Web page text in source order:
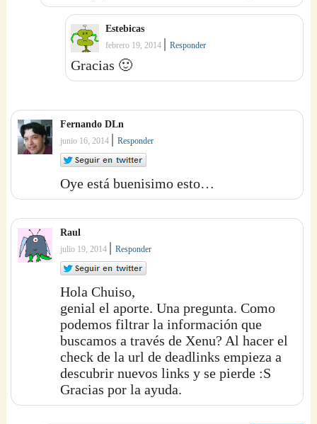
Estebicas
febrero 19, 2014 |Responder
Gracias 🙂
Fernando DLn
junio 16, 2014 |Responder
Oye está buenisimo esto…
Raul
julio 19, 2014 |Responder
Hola Chuiso,
genial el aporte. Una pregunta. Como
podemos filtrar la información que
buscamos a través de Xenu? Al hacer el
check de la url de deadlinks empieza a
descubrir nuevos links y se pierde :S
Gracias por la ayuda.